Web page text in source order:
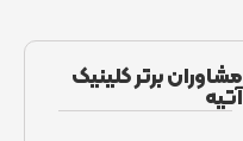
مشاوران برتر کلینیک
آتیه